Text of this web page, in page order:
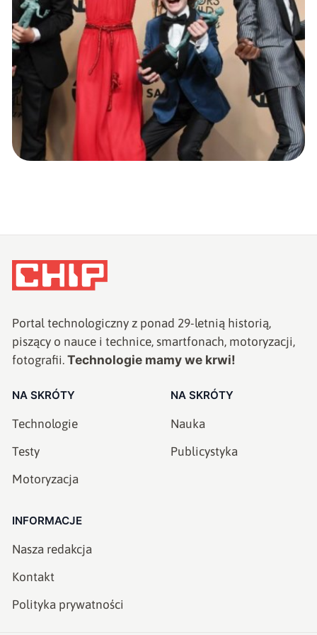
Portal technologiczny z ponad 29-letnią historią,
piszący o nauce i technice, smartfonach, motoryzacji,
fotografii. Technologie mamy we krwi!
NA SKRÓTY
Technologie
Testy
Motoryzacja
NA SKRÓTY
Nauka
Publicystyka
INFORMACJE
Nasza redakcja
Kontakt
Polityka prywatności